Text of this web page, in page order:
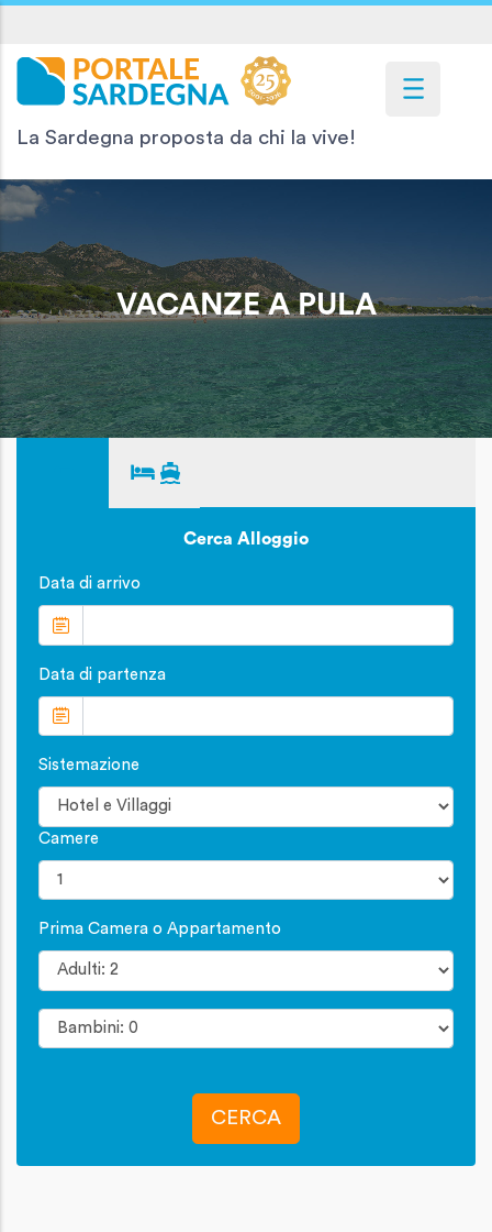
La Sardegna proposta da chi la vive!
VACANZE A PULA
Cerca Alloggio
Data di arrivo
Data di partenza
Sistemazione
Camere
Prima Camera o Appartamento
CERCA